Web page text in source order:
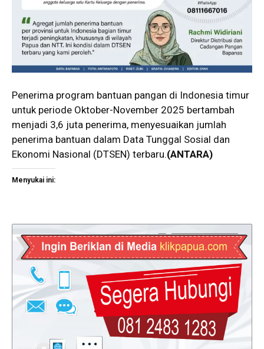
Penerima program bantuan pangan di Indonesia timur
untuk periode Oktober-November 2025 bertambah
menjadi 3,6 juta penerima, menyesuaikan jumlah
penerima bantuan dalam Data Tunggal Sosial dan
Ekonomi Nasional (DTSEN) terbaru.(ANTARA)
Menyukai ini: